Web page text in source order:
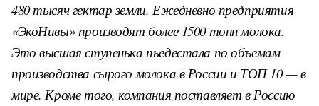
480 тысяч гектар земли. Ежедневно предприятия
«ЭкоНивы» производят более 1500 тонн молока.
Это высшая ступенька пьедестала по объемам
производства сырого молока в России и ТОП 10 — в
мире. Кроме того, компания поставляет в Россию